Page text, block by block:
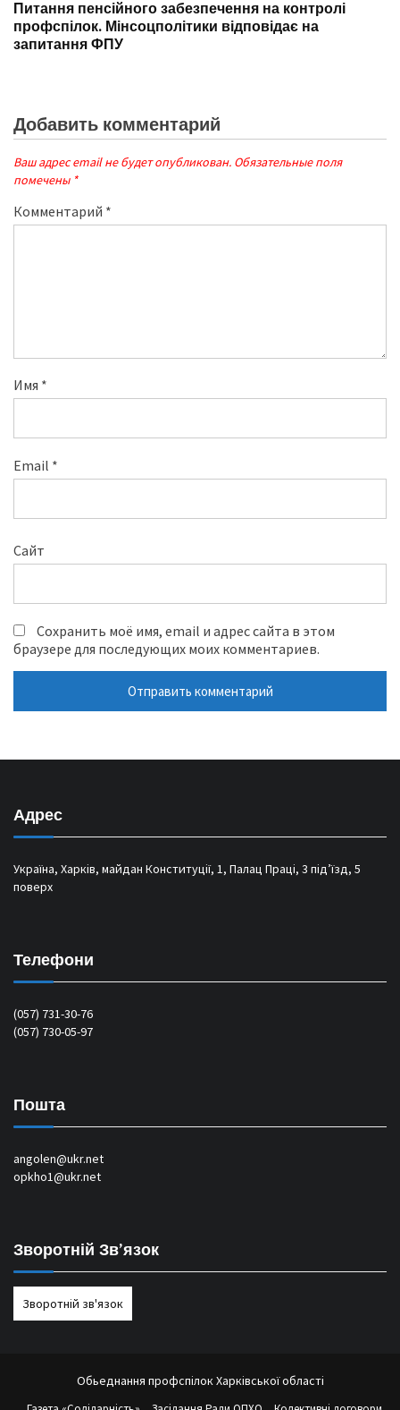
Питання пенсійного забезпечення на контролі
профспілок. Мінсоцполітики відповідає на
запитання ФПУ
Добавить комментарий
Ваш адрес email не будет опубликован. Обязательные поля
помечены *
Комментарий *
Имя *
Email *
Сайт
Сохранить моё имя, email и адрес сайта в этом
браузере для последующих моих комментариев.
Адрес
Україна, Харків, майдан Конституції, 1, Палац Праці, 3 під’їзд, 5
поверх
Телефони
(057) 731-30-76
(057) 730-05-97
Пошта
angolen@ukr.net
opkho1@ukr.net
Зворотній Зв’язок
Зворотній зв'язок
Обьеднання профспілок Харківської області